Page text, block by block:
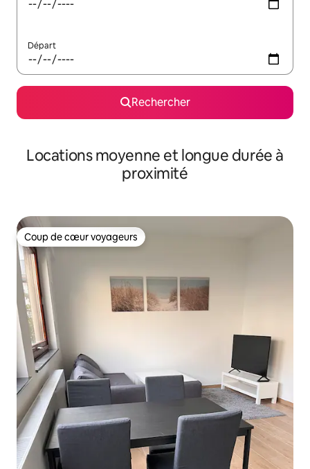
Départ
Rechercher
Locations moyenne et longue durée à
proximité
Coup de cœur voyageurs
Coup de cœur voyageurs